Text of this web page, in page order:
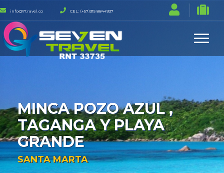
info@7travel.co CEL: (+57)315 8844937
MINCA POZO AZUL ,
TAGANGA Y PLAYA
GRANDE
SANTA MARTA